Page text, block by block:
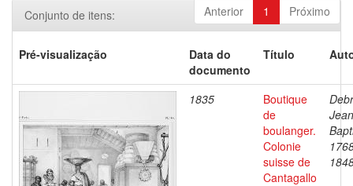
Anterior 1 Próximo
Conjunto de itens:
Pré-visualização
Data do
documento
Título
1835
Boutique
de
boulanger.
Colonie
suisse de
Cantagallo
Jean